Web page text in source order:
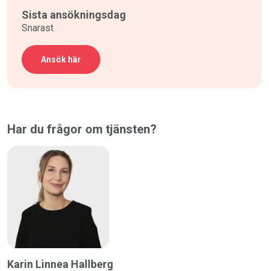
Sista ansökningsdag
Snarast
Ansök här
Har du frågor om tjänsten?
Karin Linnea Hallberg